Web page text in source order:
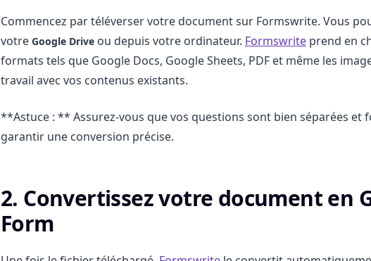
Commencez par téléverser votre document sur Formswrite. Vous
votre Google Drive ou depuis votre ordinateur. Formswrite prend en
formats tels que Google Docs, Google Sheets, PDF et même les
travail avec vos contenus existants.
**Astuce : ** Assurez-vous que vos questions sont bien séparées et
garantir une conversion précise.
2. Convertissez votre document en
Form